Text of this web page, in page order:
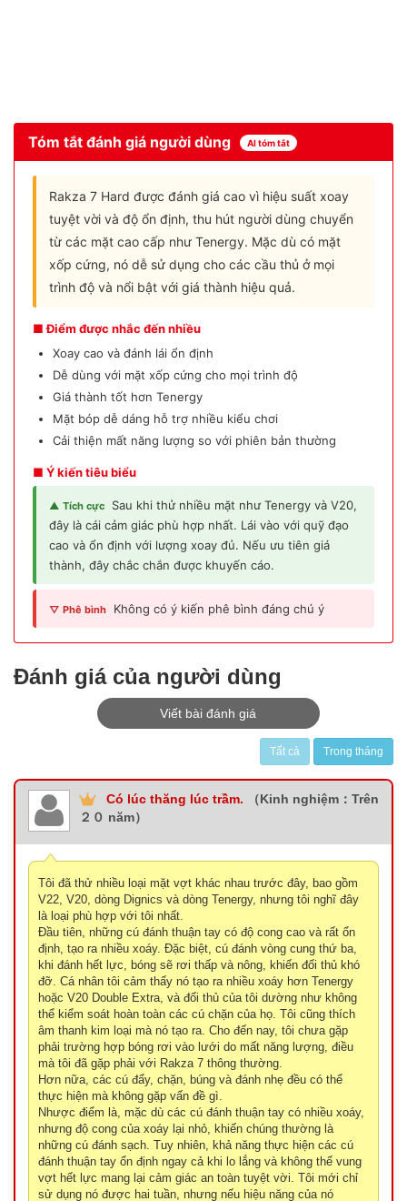
Tóm tắt đánh giá người dùng AI tóm tắt
Rakza 7 Hard được đánh giá cao vì hiệu suất xoay
tuyệt vời và độ ổn định, thu hút người dùng chuyển
từ các mặt cao cấp như Tenergy. Mặc dù có mặt
xốp cứng, nó dễ sử dụng cho các cầu thủ ở mọi
trình độ và nổi bật với giá thành hiệu quả.
■ Điểm được nhắc đến nhiều
Xoay cao và đánh lái ổn định
Dễ dùng với mặt xốp cứng cho mọi trình độ
Giá thành tốt hơn Tenergy
Mặt bóp dễ dáng hỗ trợ nhiều kiểu chơi
Cải thiện mất năng lượng so với phiên bản thường
■ Ý kiến tiêu biểu
▲ Tích cực
Sau khi thử nhiều mặt như Tenergy và V20,
đây là cái cảm giác phù hợp nhất. Lái vào với quỹ đạo
cao và ổn định với lượng xoay đủ. Nếu ưu tiên giá
thành, đây chắc chắn được khuyến cáo.
▽ Phê bình Không có ý kiến phê bình đáng chú ý
Đánh giá của người dùng
Viết bài đánh giá
Tất cả Trong tháng
Có lúc thăng lúc trầm.
（Kinh nghiệm：Trên
２０ năm）
Tôi đã thử nhiều loại mặt vợt khác nhau trước đây, bao gồm
V22, V20, dòng Dignics và dòng Tenergy, nhưng tôi nghĩ đây
là loại phù hợp với tôi nhất.
Đầu tiên, những cú đánh thuận tay có độ cong cao và rất ổn
định, tạo ra nhiều xoáy. Đặc biệt, cú đánh vòng cung thứ ba,
khi đánh hết lực, bóng sẽ rơi thấp và nông, khiến đối thủ khó
đỡ. Cá nhân tôi cảm thấy nó tạo ra nhiều xoáy hơn Tenergy
hoặc V20 Double Extra, và đối thủ của tôi dường như không
thể kiểm soát hoàn toàn các cú chặn của họ. Tôi cũng thích
âm thanh kim loại mà nó tạo ra. Cho đến nay, tôi chưa gặp
phải trường hợp bóng rơi vào lưới do mất năng lượng, điều
mà tôi đã gặp phải với Rakza 7 thông thường.
Hơn nữa, các cú đẩy, chặn, búng và đánh nhẹ đều có thể
thực hiện mà không gặp vấn đề gì.
Nhược điểm là, mặc dù các cú đánh thuận tay có nhiều xoáy,
nhưng độ cong của xoáy lại nhỏ, khiến chúng thường là
những cú đánh sạch. Tuy nhiên, khả năng thực hiện các cú
đánh thuận tay ổn định ngay cả khi lo lắng và không thể vung
vợt hết lực mang lại cảm giác an toàn tuyệt vời. Tôi mới chỉ
sử dụng nó được hai tuần, nhưng nếu hiệu năng của nó